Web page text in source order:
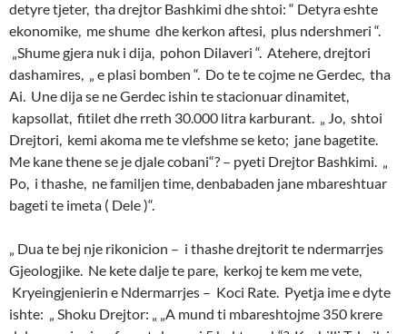
detyre tjeter, tha drejtor Bashkimi dhe shtoi: “ Detyra eshte
ekonomike, me shume dhe kerkon aftesi, plus ndershmeri “.
„Shume gjera nuk i dija, pohon Dilaveri “. Atehere, drejtori
dashamires, „ e plasi bomben “. Do te te cojme ne Gerdec, tha
Ai. Une dija se ne Gerdec ishin te stacionuar dinamitet,
kapsollat, fitilet dhe rreth 30.000 litra karburant. „ Jo, shtoi
Drejtori, kemi akoma me te vlefshme se keto; jane bagetite.
Me kane thene se je djale cobani“? – pyeti Drejtor Bashkimi. „
Po, i thashe, ne familjen time, denbabaden jane mbareshtuar
bageti te imeta ( Dele )“.
„ Dua te bej nje rikonicion – i thashe drejtorit te ndermarrjes
Gjeologjike. Ne kete dalje te pare, kerkoj te kem me vete,
Kryeingjenierin e Ndermarrjes – Koci Rate. Pyetja ime e dyte
ishte: „ Shoku Drejtor: „ „A mund ti mbareshtojme 350 krere